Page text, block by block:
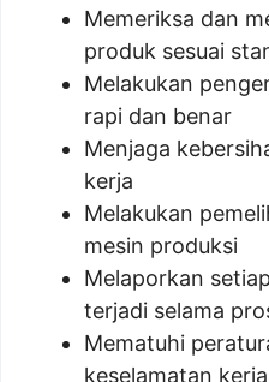
Memeriksa dan
produk sesuai
Melakukan
rapi dan benar
Menjaga
kerja
Melakukan
mesin produksi
Melaporkan
terjadi selama
Mematuhi
keselamatan kerja